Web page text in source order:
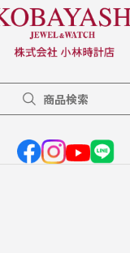
商品検索